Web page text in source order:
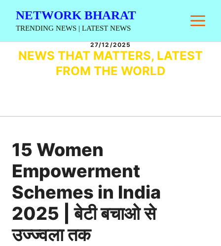
NETWORK BHARAT
TRENDING NEWS | LATEST NEWS
27/12/2025
NEWS THAT MATTERS, LATEST
FROM THE WORLD
15 Women
Empowerment
Schemes in India
2025 | बेटी बचाओ से
उज्ज्वला तक